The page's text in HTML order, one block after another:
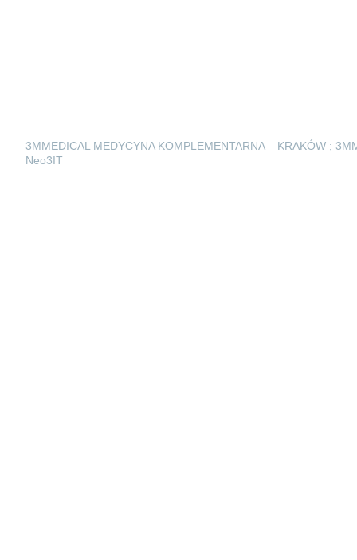
3MMEDICAL MEDYCYNA KOMPLEMENTARNA – KRAKÓW ;
Neo3IT